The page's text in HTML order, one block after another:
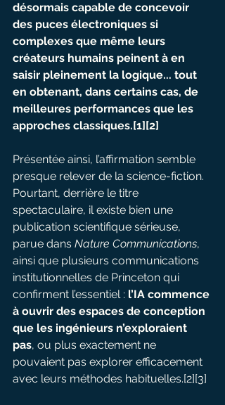
désormais capable de concevoir
des puces électroniques si
complexes que même leurs
créateurs humains peinent à en
saisir pleinement la logique... tout
en obtenant, dans certains cas, de
meilleures performances que les
approches classiques.[1][2]
Présentée ainsi, l’affirmation semble
presque relever de la science-fiction.
Pourtant, derrière le titre
spectaculaire, il existe bien une
publication scientifique sérieuse,
parue dans Nature Communications,
ainsi que plusieurs communications
institutionnelles de Princeton qui
confirment l’essentiel : l’IA commence
à ouvrir des espaces de conception
que les ingénieurs n’exploraient
pas, ou plus exactement ne
pouvaient pas explorer efficacement
avec leurs méthodes habituelles.[2][3]